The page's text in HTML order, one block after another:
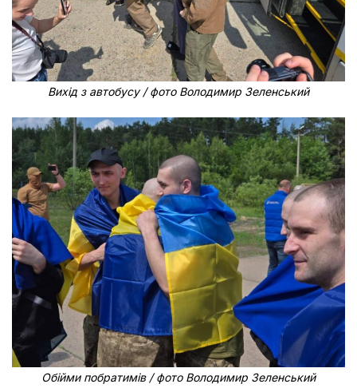
Вихід з автобусу / фото Володимир Зеленський
Обійми побратимів / фото Володимир Зеленський